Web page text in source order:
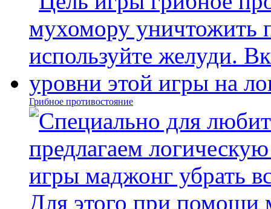
Грибное противостояние